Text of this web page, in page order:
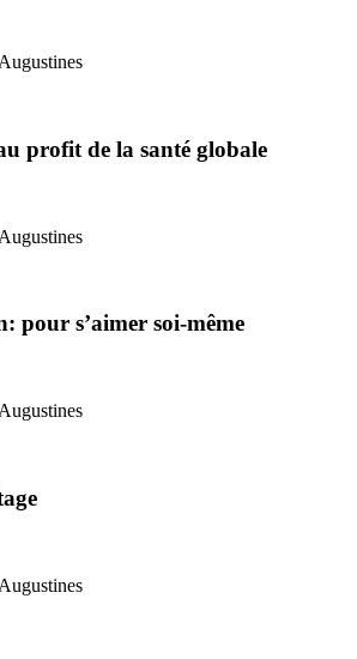
profit de la santé globale
pour s’aimer soi-même